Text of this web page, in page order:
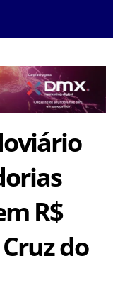
R$
do